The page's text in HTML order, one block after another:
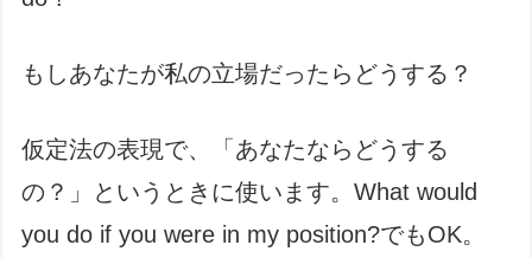
もしあなたが私の立場だったらどうする？
仮定法の表現で、「あなたならどうする
の？」というときに使います。What would
you do if you were in my position?でもOK。